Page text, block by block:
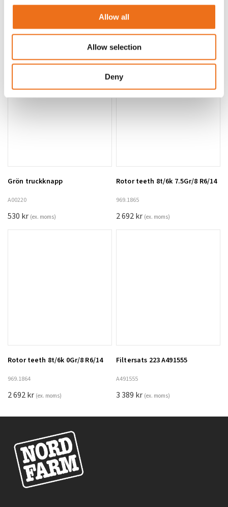
Allow all
Allow selection
Deny
produkter
Lägg till i varukorg
Grön truckknapp
A00220
530 kr (ex. moms)
Rotor teeth 8t/6k 7.5Gr/8 R6/14
969.1865
2 692kr (ex. moms)
Lägg till i varukorg
Rotor teeth 8t/6k 0Gr/8 R6/14
969.1864
2 692kr (ex. moms)
Filtersats 223 A491555
A491555
3 389 kr (ex. moms)